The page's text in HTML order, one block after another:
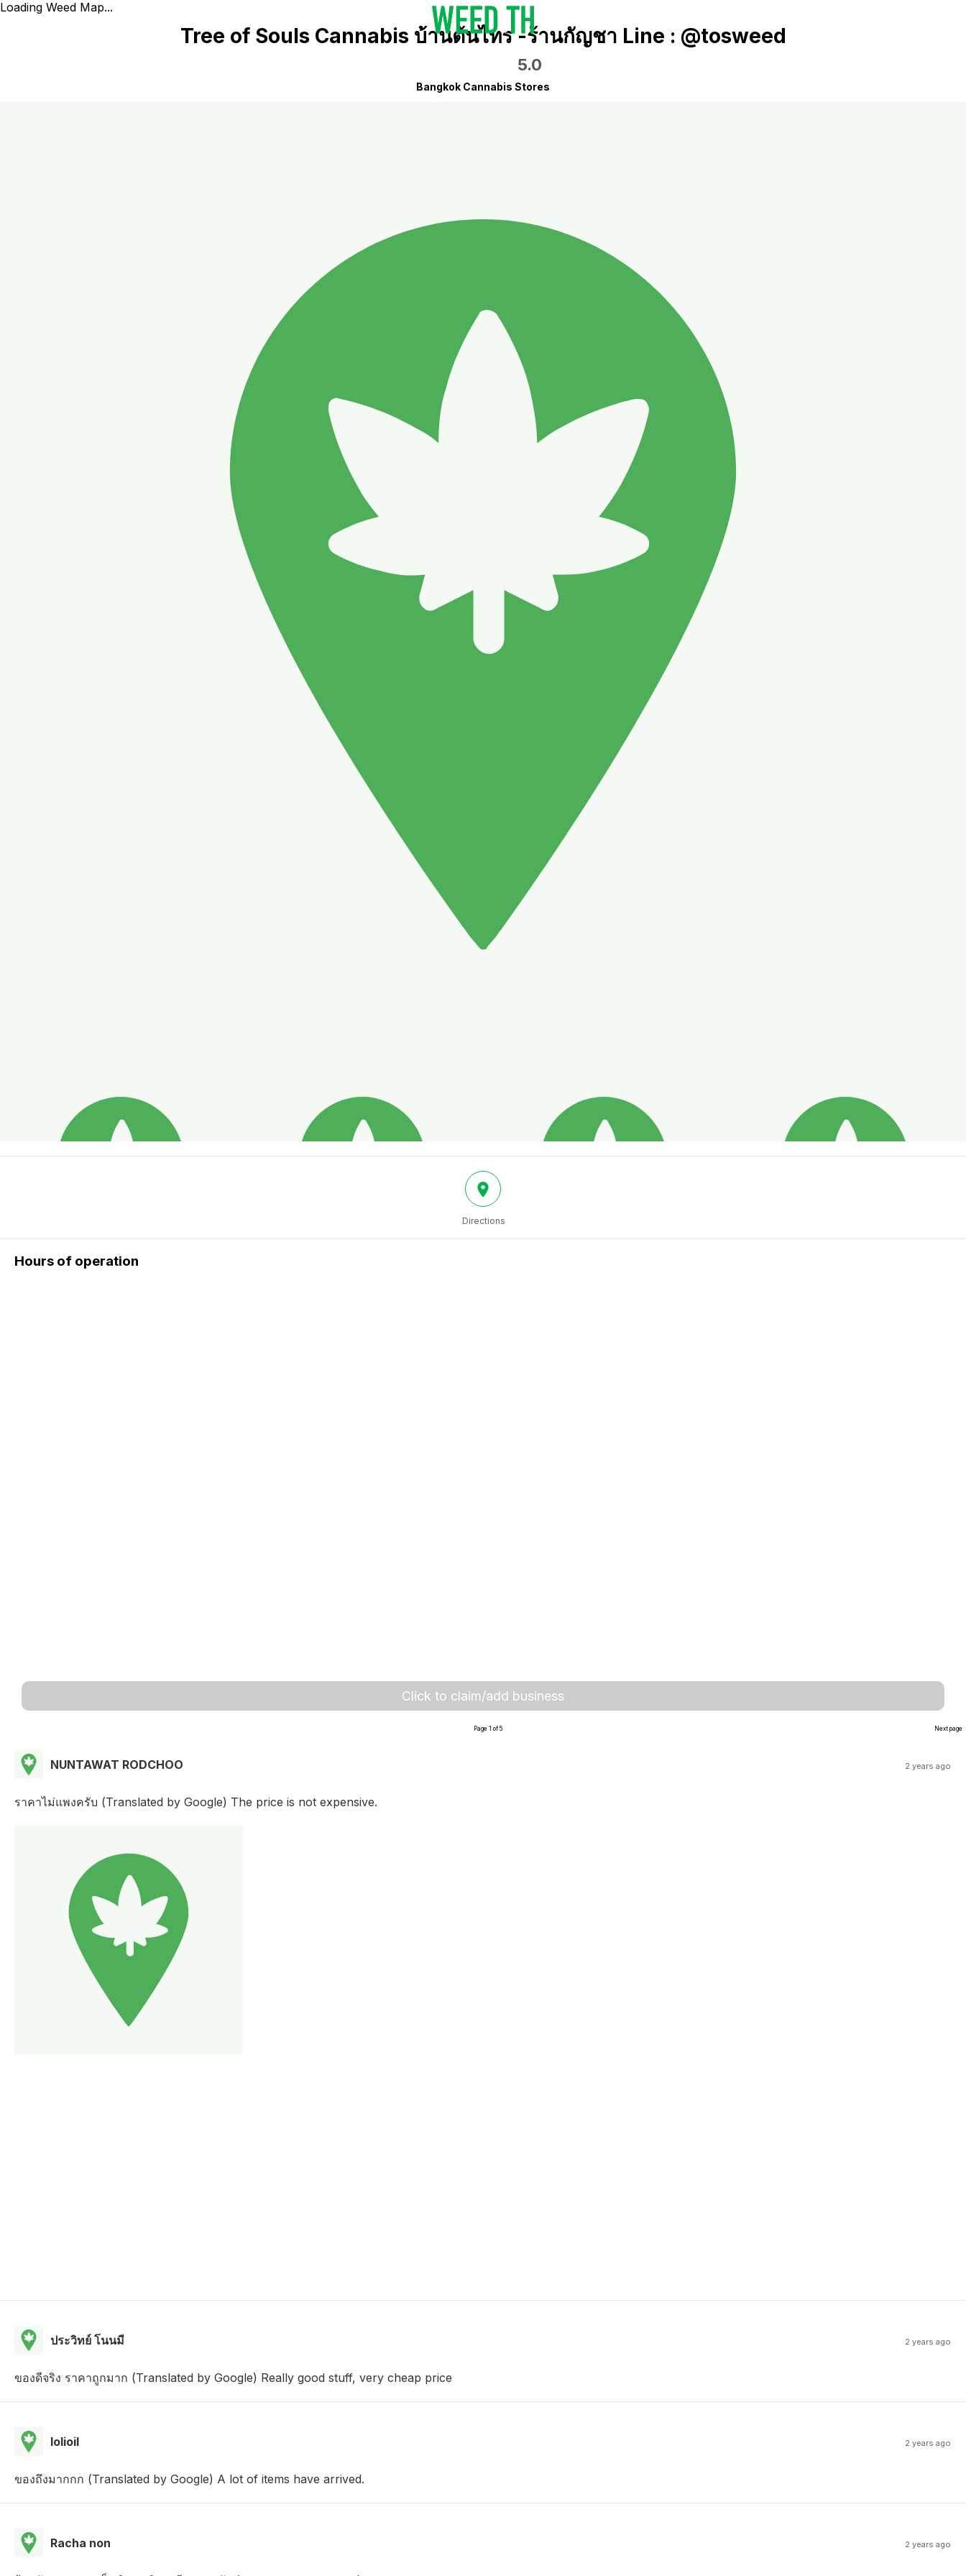
Loading Weed Map...
Tree of Souls Cannabis บ้านต้นไทร -ร้านกัญชา Line : @tosweed
5.0
Bangkok Cannabis Stores
Directions
Hours of operation
Click to claim/add business
Page 1 of 5 Next page
NUNTAWAT RODCHOO 2 years ago
ราคาไม่แพงครับ (Translated by Google) The price is not expensive.
ประวิทย์ โนนมี 2 years ago
ของดีจริง ราคาถูกมาก (Translated by Google) Really good stuff, very cheap price
lolioil 2 years ago
ของถึงมากกก (Translated by Google) A lot of items have arrived.
Racha non 2 years ago